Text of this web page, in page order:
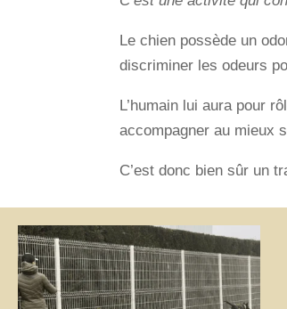
Le chien possède un
discriminer les odeurs
L’humain lui aura pour
accompagner au mieux
C’est donc bien sûr un